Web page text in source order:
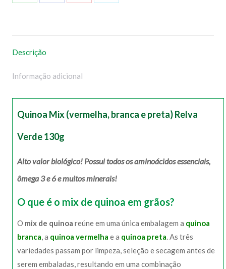
Descrição
Informação adicional
Quinoa Mix (vermelha, branca e preta) Relva
Verde 130g
Alto valor biológico! Possui todos os aminoácidos essenciais,
ômega 3 e 6 e muitos minerais!
O que é o mix de quinoa em grãos?
O mix de quinoa reúne em uma única embalagem a quinoa
branca , a quinoa vermelha e a quinoa preta . As três
variedades passam por limpeza, seleção e secagem antes de
serem embaladas, resultando em uma combinação